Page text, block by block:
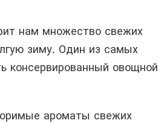
нам множество свежих
зиму. Один из самых
консервированный овощной
ароматы свежих